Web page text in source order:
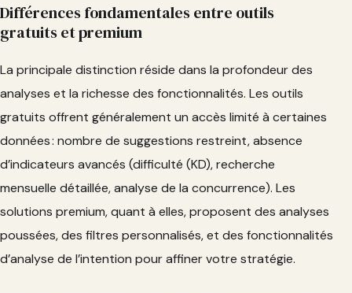
Différences fondamentales entre outils
gratuits et premium
La principale distinction réside dans la profondeur des
analyses et la richesse des fonctionnalités. Les outils
gratuits offrent généralement un accès limité à certaines
données : nombre de suggestions restreint, absence
d’indicateurs avancés (difficulté (KD), recherche
mensuelle détaillée, analyse de la concurrence). Les
solutions premium, quant à elles, proposent des analyses
poussées, des filtres personnalisés, et des fonctionnalités
d’analyse de l’intention pour affiner votre stratégie.